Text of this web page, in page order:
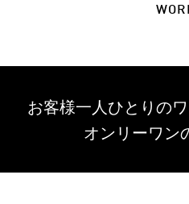
お客様一人ひとりの
オンリーワン